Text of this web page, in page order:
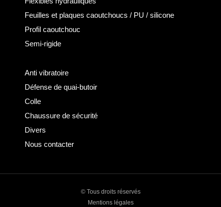
Feuilles et plaques caoutchoucs / PU / silicone
Profil caoutchouc
Semi-rigide
Anti vibratoire
Défense de quai-butoir
Colle
Chaussure de sécurité
Divers
Nous contacter
© Tous droits réservés
Mentions légales